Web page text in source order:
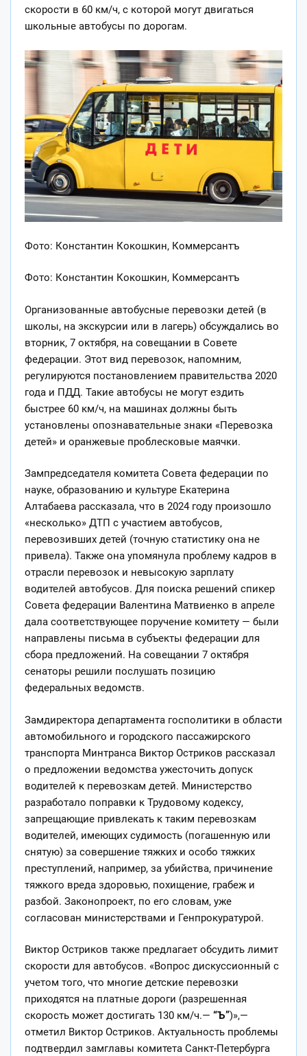
скорости в 60 км/ч, с которой могут двигаться
школьные автобусы по дорогам.
Фото: Константин Кокошкин, Коммерсантъ
Фото: Константин Кокошкин, Коммерсантъ
Организованные автобусные перевозки детей (в
школы, на экскурсии или в лагерь) обсуждались во
вторник, 7 октября, на совещании в Совете
федерации. Этот вид перевозок, напомним,
регулируются постановлением правительства 2020
года и ПДД. Такие автобусы не могут ездить
быстрее 60 км/ч, на машинах должны быть
установлены опознавательные знаки «Перевозка
детей» и оранжевые проблесковые маячки.
Зампредседателя комитета Совета федерации по
науке, образованию и культуре Екатерина
Алтабаева рассказала, что в 2024 году произошло
«несколько» ДТП с участием автобусов,
перевозивших детей (точную статистику она не
привела). Также она упомянула проблему кадров в
отрасли перевозок и невысокую зарплату
водителей автобусов. Для поиска решений спикер
Совета федерации Валентина Матвиенко в апреле
дала соответствующее поручение комитету — были
направлены письма в субъекты федерации для
сбора предложений. На совещании 7 октября
сенаторы решили послушать позицию
федеральных ведомств.
Замдиректора департамента госполитики в области
автомобильного и городского пассажирского
транспорта Минтранса Виктор Остриков рассказал
о предложении ведомства ужесточить допуск
водителей к перевозкам детей. Министерство
разработало поправки к Трудовому кодексу,
запрещающие привлекать к таким перевозкам
водителей, имеющих судимость (погашенную или
снятую) за совершение тяжких и особо тяжких
преступлений, например, за убийства, причинение
тяжкого вреда здоровью, похищение, грабеж и
разбой. Законопроект, по его словам, уже
согласован министерствами и Генпрокуратурой.
Виктор Остриков также предлагает обсудить лимит
скорости для автобусов. «Вопрос дискуссионный с
учетом того, что многие детские перевозки
приходятся на платные дороги (разрешенная
скорость может достигать 130 км/ч.— “Ъ”)»,—
отметил Виктор Остриков. Актуальность проблемы
подтвердил замглавы комитета Санкт-Петербурга